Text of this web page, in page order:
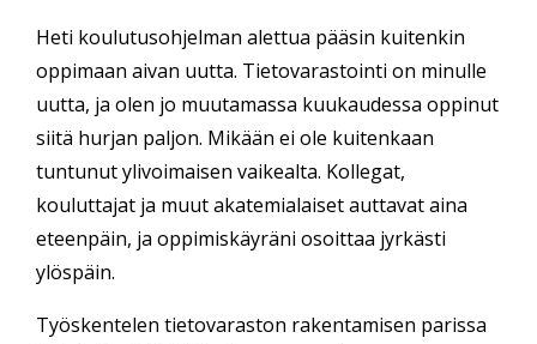
Heti koulutusohjelman alettua pääsin kuitenkin
oppimaan aivan uutta. Tietovarastointi on minulle
uutta, ja olen jo muutamassa kuukaudessa oppinut
siitä hurjan paljon. Mikään ei ole kuitenkaan
tuntunut ylivoimaisen vaikealta. Kollegat,
kouluttajat ja muut akatemialaiset auttavat aina
eteenpäin, ja oppimiskäyräni osoittaa jyrkästi
ylöspäin.
Työskentelen tietovaraston rakentamisen parissa